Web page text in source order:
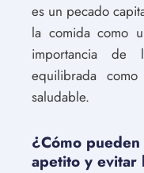
es un pecado
la comida como
importancia de
equilibrada
saludable.
¿Cómo
apetito y evitar